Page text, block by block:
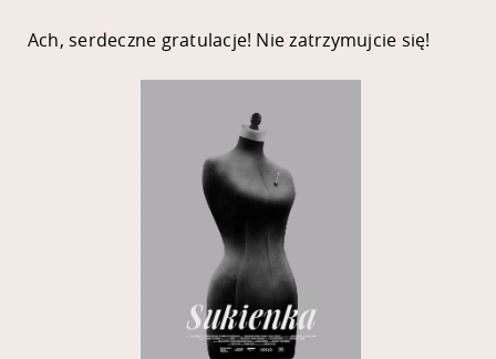
Ach, serdeczne gratulacje! Nie zatrzymujcie się!